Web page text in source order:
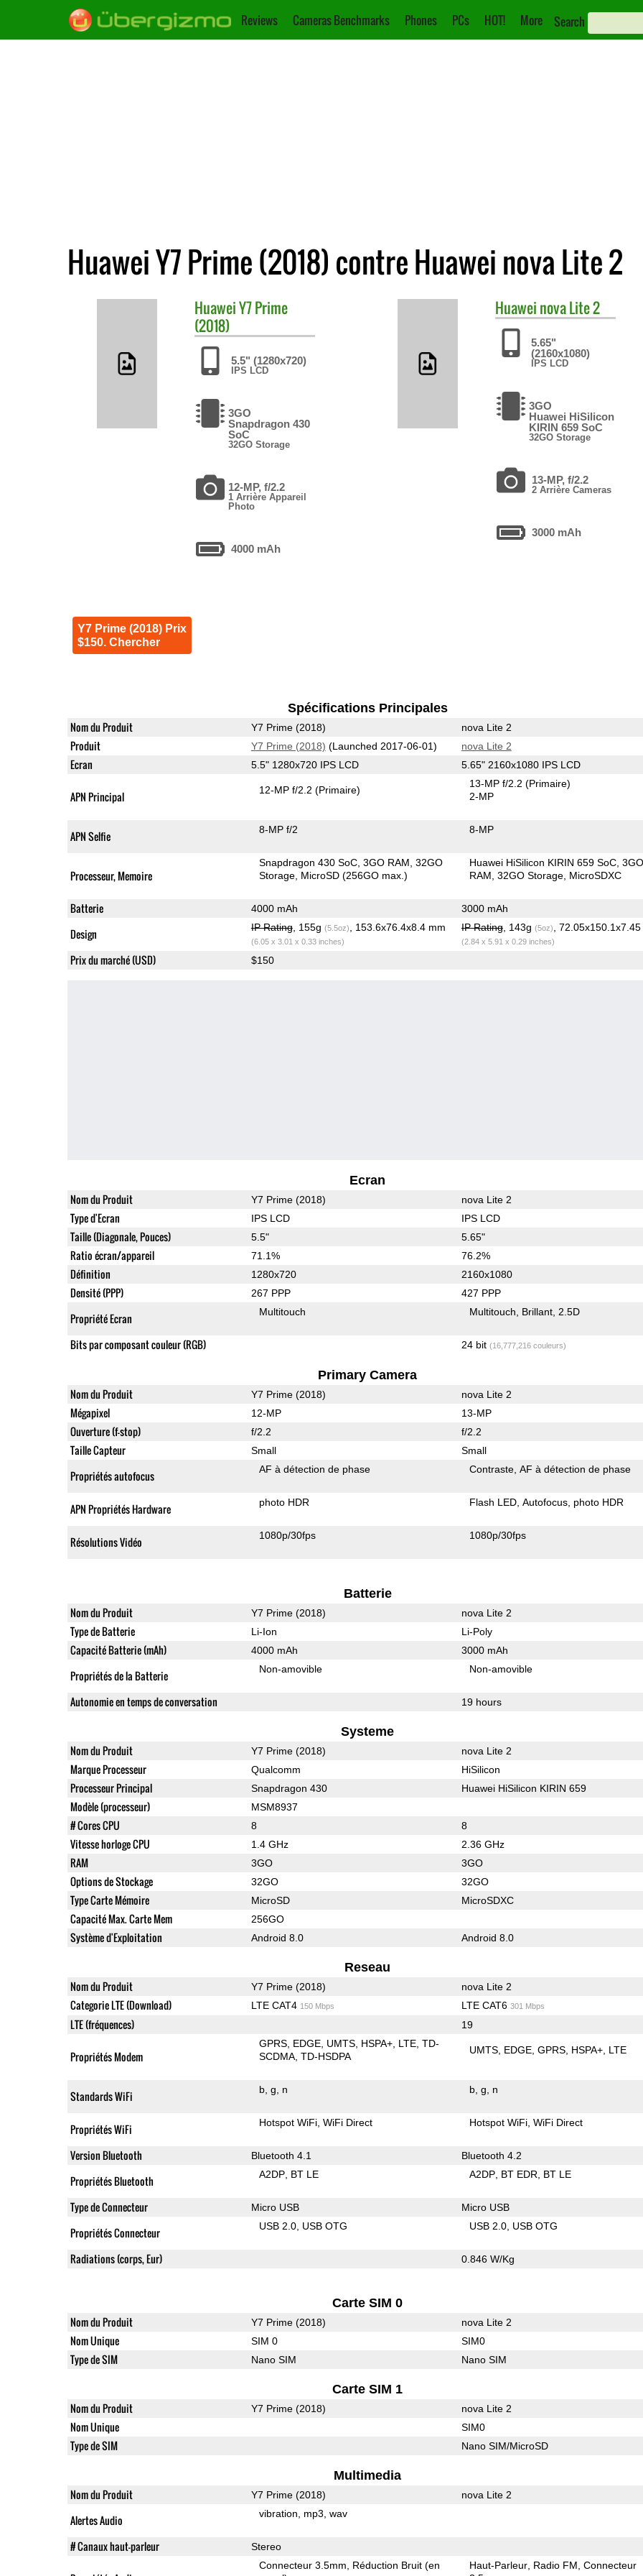
Reviews Cameras Benchmarks Phones PCs HOT! More Search
Huawei Y7 Prime (2018) contre Huawei nova Lite 2
HuaweiY7 Prime
(2018)
5.5" (1280x720)
IPS LCD
3GO
Snapdragon 430
SoC
32GO Storage
12-MP, f/2.2
1 Arrière Appareil
Photo
4000 mAh
Y7 Prime (2018) Prix
$150. Chercher
Huawei nova Lite 2
5.65"
(2160x1080)
IPS LCD
3GO
Huawei HiSilicon
KIRIN 659 SoC
32GO Storage
13-MP, f/2.2
2 Arrière Cameras
3000 mAh
Spécifications Principales
Nom du Produit Y7 Prime (2018) nova Lite 2
Produit Y7 Prime (2018) (Launched 2017-06-01) nova Lite 2
Ecran 5.5" 1280x720 IPS LCD 5.65" 2160x1080 IPS LCD
APN Principal 12-MP f/2.2(Primaire)
13-MP f/2.2(Primaire)
2-MP
APN Selfie 8-MP f/2 8-MP
Processeur, Memoire
Snapdragon 430 SoC 3GO RAM 32GO
Storage MicroSD (256GO max.)
Huawei HiSilicon KIRIN 659 SoC 3GO
RAM 32GO Storage MicroSDXC
Batterie 4000 mAh 3000 mAh
Design IP Rating, 155g (5.5oz) , 153.6x76.4x8.4 mm
(6.05 x 3.01 x 0.33 inches)
IP Rating, 143g (5oz) ,
(2.84 x 5.91 x 0.29 inches)
Prix du marché (USD) $150
Ecran
Nom du Produit Y7 Prime (2018) nova Lite 2
Type d'Ecran IPS LCD IPS LCD
Taille (Diagonale, Pouces) 5.5" 5.65"
Ratio écran/appareil 71.1% 76.2%
Définition 1280x720 2160x1080
Densité (PPP) 267 PPP 427 PPP
Propriété Ecran Multitouch Multitouch Brillant 2.5D
Bits par composant couleur (RGB) 24 bit (16,777,216 couleurs)
Primary Camera
Nom du Produit Y7 Prime (2018) nova Lite 2
Mégapixel 12-MP 13-MP
Ouverture (f-stop) f/2.2 f/2.2
Taille Capteur Small Small
Propriétés autofocus AF à détection de phase Contraste AF à détection de phase
APN Propriétés Hardware photo HDR Flash LED Autofocus photo HDR
Résolutions Vidéo 1080p/30fps 1080p/30fps
Batterie
Nom du Produit Y7 Prime (2018) nova Lite 2
Type de Batterie Li-Ion Li-Poly
Capacité Batterie (mAh) 4000 mAh 3000 mAh
Propriétés de la Batterie Non-amovible Non-amovible
Autonomie en temps de conversation 19 hours
Systeme
Nom du Produit Y7 Prime (2018) nova Lite 2
Marque Processeur Qualcomm HiSilicon
Processeur Principal Snapdragon 430 Huawei HiSilicon KIRIN 659
Modèle (processeur) MSM8937
# Cores CPU 8 8
Vitesse horloge CPU 1.4 GHz 2.36 GHz
RAM 3GO 3GO
Options de Stockage 32GO 32GO
Type Carte Mémoire MicroSD MicroSDXC
Capacité Max. Carte Mem 256GO
Système d'Exploitation Android 8.0 Android 8.0
Reseau
Nom du Produit Y7 Prime (2018) nova Lite 2
Categorie LTE (Download) LTE CAT4 150 Mbps LTE CAT6 301 Mbps
LTE (fréquences) 19
Propriétés Modem
GPRS EDGE UMTS HSPA+ LTE TD-
SCDMA TD-HSDPA
UMTS EDGE GPRS HSPA+ LTE
Standards WiFi b g n b g n
Propriétés WiFi Hotspot WiFi WiFi Direct Hotspot WiFi WiFi Direct
Version Bluetooth Bluetooth 4.1 Bluetooth 4.2
Propriétés Bluetooth A2DP BT LE A2DP BT EDR BT LE
Type de Connecteur Micro USB Micro USB
Propriétés Connecteur USB 2.0 USB OTG USB 2.0 USB OTG
Radiations (corps, Eur) 0.846 W/Kg
Carte SIM 0
Nom du Produit Y7 Prime (2018) nova Lite 2
Nom Unique SIM 0 SIM0
Type de SIM Nano SIM Nano SIM
Carte SIM 1
Nom du Produit Y7 Prime (2018) nova Lite 2
Nom Unique SIM0
Type de SIM Nano SIM/MicroSD
Multimedia
Nom du Produit Y7 Prime (2018) nova Lite 2
Alertes Audio vibration mp3 wav
# Canaux haut-parleur Stereo
Connecteur 3.5mm
Réduction Bruit (en
Haut-Parleur Radio FM Connecteur